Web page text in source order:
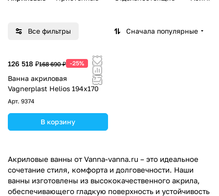
Все фильтры Сначала популярные
126 518 ₽168 690 ₽ -25%
Ванна акриловая
Vagnerplast Helios 194х170
Арт. 9374
В корзину
Акриловые ванны от Vanna-vanna.ru – это идеальное
сочетание стиля, комфорта и долговечности. Наши
ванны изготовлены из высококачественного акрила,
обеспечивающего гладкую поверхность и устойчивость